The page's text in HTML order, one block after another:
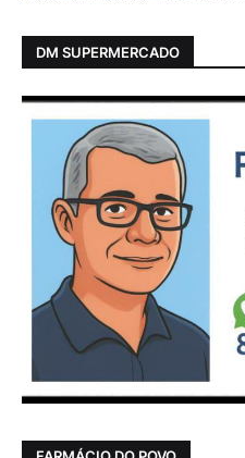
DM SUPERMERCADO